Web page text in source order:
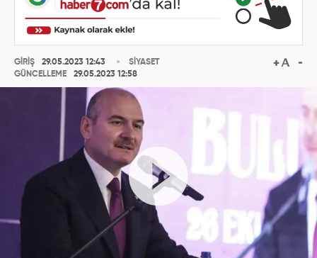
GİRİŞ
29.05.2023 12:43
GÜNCELLEME
29.05.2023 12:58
SİYASET